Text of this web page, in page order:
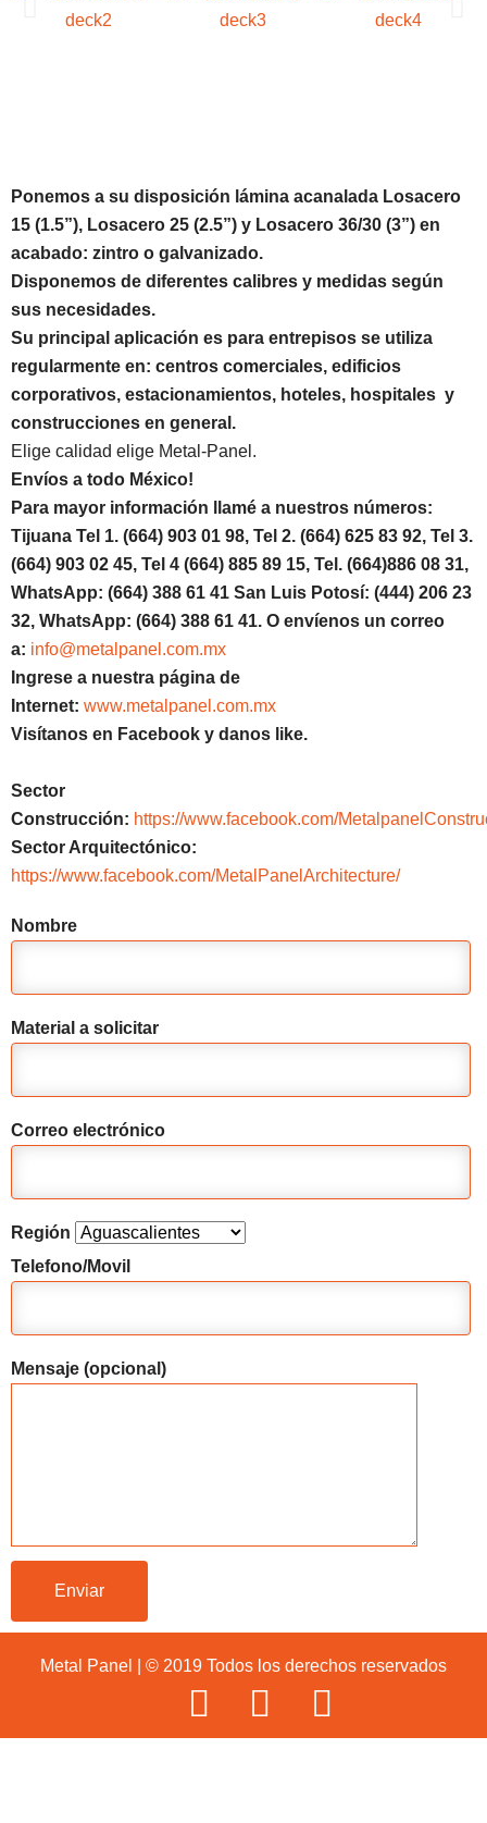
Ponemos a su disposición lámina acanalada Losacero
15 (1.5”), Losacero 25 (2.5”) y Losacero 36/30 (3”) en
acabado: zintro o galvanizado.
Disponemos de diferentes calibres y medidas según
sus necesidades.
Su principal aplicación es para entrepisos se utiliza
regularmente en: centros comerciales, edificios
corporativos, estacionamientos, hoteles, hospitales y
construcciones en general.
Elige calidad elige Metal-Panel.
Envíos a todo México!
Para mayor información llamé a nuestros números:
Tijuana Tel 1. (664) 903 01 98, Tel 2. (664) 625 83 92, Tel 3.
(664) 903 02 45, Tel 4 (664) 885 89 15, Tel. (664)886 08 31,
WhatsApp: (664) 388 61 41 San Luis Potosí: (444) 206 23
32, WhatsApp: (664) 388 61 41. O envíenos un correo
a: info@metalpanel.com.mx
Ingrese a nuestra página de
Internet: www.metalpanel.com.mx
Visítanos en Facebook y danos like.
Sector
Construcción: https://www.facebook.com/
Sector Arquitectónico:
https://www.facebook.com/MetalPanelArchitecture/
Nombre
Material a solicitar
Correo electrónico
Región
Telefono/Movil
Mensaje (opcional)
Metal Panel | © 2019 Todos los derechos reservados